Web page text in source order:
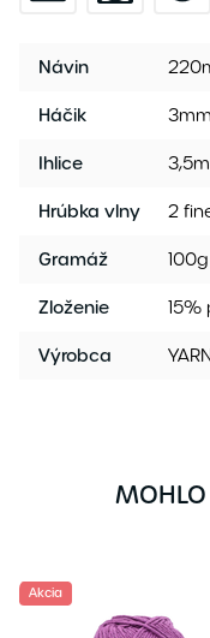
Návin
Háčik
3mm
Ihlice
Hrúbka vlny
2
Gramáž
100g
Zloženie
Výrobca
Akcia